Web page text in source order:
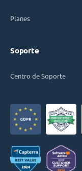
Planes
Soporte
Centro de Soporte